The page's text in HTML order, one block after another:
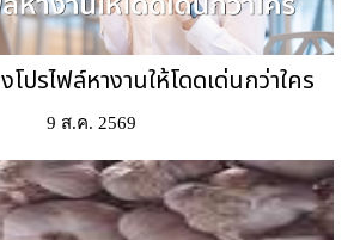
โปรไฟล์หางานให้โดดเด่นกว่าใคร
9 ส.ค. 2569